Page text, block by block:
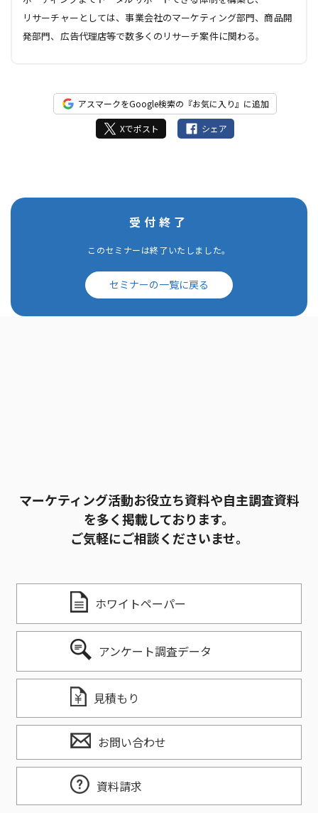
リサーチャーとしては、事業会社のマーケティング部門、商品開
発部門、広告代理店等で数多くのリサーチ案件に関わる。
アスマークをGoogle検索の『お気に入り』に追加
Xでポスト シェア
受付終了
このセミナーは終了いたしました。
セミナーの一覧に戻る
マーケティング活動お役立ち資料や自主調査資料
を多く掲載しております。
ご気軽にご相談くださいませ。
ホワイトペーパー
アンケート調査データ
見積もり
お問い合わせ
資料請求